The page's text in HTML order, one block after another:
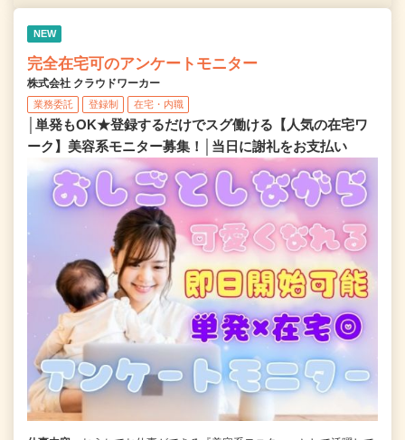
NEW
完全在宅可のアンケートモニター
株式会社 クラウドワーカー
業務委託 登録制 在宅・内職
│単発もOK★登録するだけでスグ働ける【人気の在宅ワ
ーク】美容系モニター募集！│当日に謝礼をお支払い